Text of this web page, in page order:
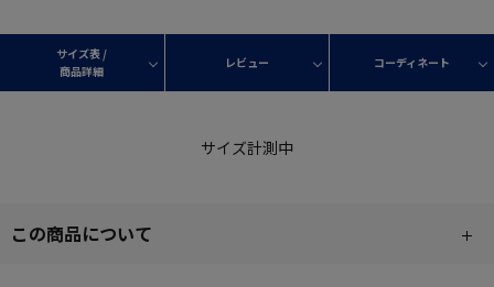
サイズ表 /
商品詳細
レビュー コーディネート
サイズ計測中
この商品について